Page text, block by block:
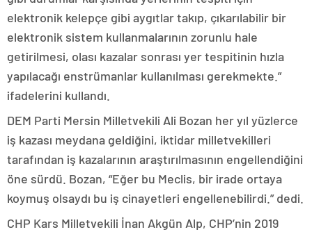
elektronik kelepçe gibi aygıtlar takıp, çıkarılabilir bir
elektronik sistem kullanmalarının zorunlu hale
getirilmesi, olası kazalar sonrası yer tespitinin hızla
yapılacağı enstrümanlar kullanılması gerekmekte.”
ifadelerini kullandı.
DEM Parti Mersin Milletvekili Ali Bozan her yıl yüzlerce
iş kazası meydana geldiğini, iktidar milletvekilleri
tarafından iş kazalarının araştırılmasının engellendiğini
öne sürdü. Bozan, “Eğer bu Meclis, bir irade ortaya
koymuş olsaydı bu iş cinayetleri engellenebilirdi.” dedi.
CHP Kars Milletvekili İnan Akgün Alp, CHP’nin 2019